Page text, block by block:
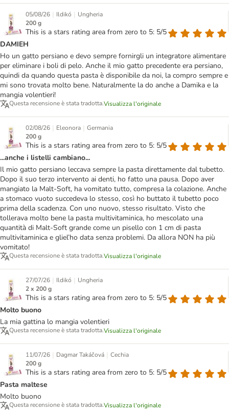
05/08/26 | Ildikó | Ungheria
200 g
This is a stars rating area from zero to 5: 5/5
DAMIEH
Ho un gatto persiano e devo sempre fornirgli un integratore alimentare
per eliminare i boli di pelo. Anche il mio gatto precedente era persiano,
quindi da quando questa pasta è disponibile da noi, la compro sempre e
mi sono trovata molto bene. Naturalmente la do anche a Damika e la
mangia volentieri!
Questa recensione è stata tradotta.Visualizza l'originale
02/08/26 | Eleonora | Germania
200 g
This is a stars rating area from zero to 5: 5/5
...anche i listelli cambiano...
Il mio gatto persiano leccava sempre la pasta direttamente dal tubetto.
Dopo il suo terzo intervento ai denti, ho fatto una pausa. Dopo aver
mangiato la Malt-Soft, ha vomitato tutto, compresa la colazione. Anche
a stomaco vuoto succedeva lo stesso, così ho buttato il tubetto poco
prima della scadenza. Con uno nuovo, stesso risultato. Visto che
tollerava molto bene la pasta multivitaminica, ho mescolato una
quantità di Malt-Soft grande come un pisello con 1 cm di pasta
multivitaminica e gliel’ho data senza problemi. Da allora NON ha più
vomitato!
Questa recensione è stata tradotta.Visualizza l'originale
27/07/26 | Ildikó | Ungheria
2 x 200 g
This is a stars rating area from zero to 5: 5/5
Molto buono
La mia gattina lo mangia volentieri
Questa recensione è stata tradotta.Visualizza l'originale
11/07/26 | Dagmar Takáčová | Cechia
200 g
This is a stars rating area from zero to 5: 5/5
Pasta maltese
Molto buono
Questa recensione è stata tradotta.Visualizza l'originale